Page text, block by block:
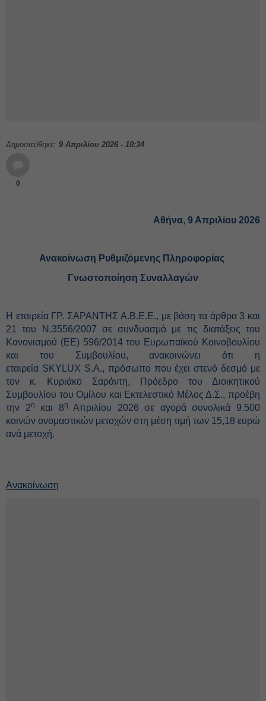
Δημοσιεύθηκε: 9 Απριλίου 2026 - 10:34
0
Αθήνα, 9 Απριλίου 2026
Ανακοίνωση Ρυθμιζόμενης Πληροφορίας
Γνωστοποίηση Συναλλαγών
Η εταιρεία ΓΡ. ΣΑΡΑΝΤΗΣ Α.Β.Ε.Ε., με βάση τα άρθρα 3 και
21 του Ν.3556/2007 σε συνδυασμό με τις διατάξεις του
Κανονισμού (ΕΕ) 596/2014 του Ευρωπαϊκού Κοινοβουλίου
και του Συμβουλίου, ανακοινώνει ότι η
εταιρεία SKYLUX S.A., πρόσωπο που έχει στενό δεσμό με
τον κ. Κυριάκο Σαράντη, Πρόεδρο του Διοικητικού
Συμβουλίου του Ομίλου και Εκτελεστικό Μέλος Δ.Σ., προέβη
την 2η και 8η Απριλίου 2026 σε αγορά συνολικά
9.500
κοινών ονομαστικών μετοχών στη μέση τιμή των 15,18 ευρώ
ανά μετοχή.
Ανακοίνωση